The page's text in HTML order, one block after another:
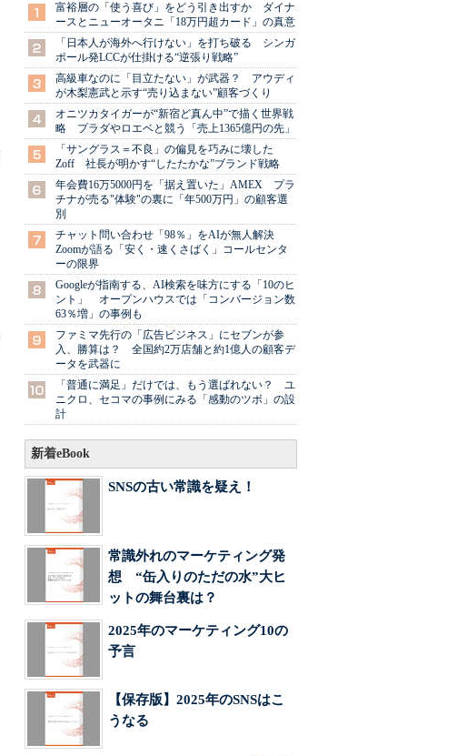
富裕層の「使う喜び」をどう引き出すか ダイナ
ースとニューオータニ「18万円超カード」の真意
「日本人が海外へ行けない」を打ち破る シンガ
ポール発LCCが仕掛ける“逆張り戦略”
高級車なのに「目立たない」が武器？ アウディ
が木梨憲武と示す“売り込まない”顧客づくり
オニツカタイガーが“新宿ど真ん中”で描く世界戦
略 プラダやロエベと競う「売上1365億円の先」
「サングラス＝不良」の偏見を巧みに壊した
Zoff 社長が明かす“したたかな”ブランド戦略
年会費16万5000円を「据え置いた」AMEX プラ
チナが売る"体験"の裏に「年500万円」の顧客選
別
チャット問い合わせ「98％」をAIが無人解決
Zoomが語る「安く・速くさばく」コールセンタ
ーの限界
Googleが指南する、AI検索を味方にする「10のヒ
ント」 オープンハウスでは「コンバージョン数
63％増」の事例も
ファミマ先行の「広告ビジネス」にセブンが参
入、勝算は？ 全国約2万店舗と約1億人の顧客デ
ータを武器に
「普通に満足」だけでは、もう選ばれない？ ユ
ニクロ、セコマの事例にみる「感動のツボ」の設
計
新着eBook
SNSの古い常識を疑え！
常識外れのマーケティング発
想 “缶入りのただの水”大ヒ
ットの舞台裏は？
2025年のマーケティング10の
予言
【保存版】2025年のSNSはこ
うなる